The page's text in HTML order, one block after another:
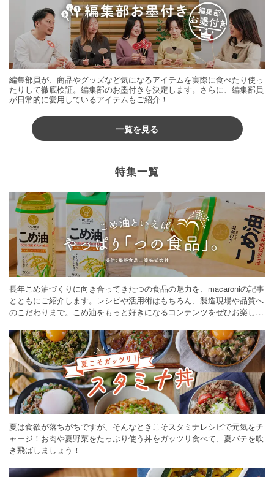
編集部員が、商品やグッズなど気になるアイテムを実際に食べたり使っ
たりして徹底検証。編集部のお墨付きを決定します。さらに、編集部員
が日常的に愛用しているアイテムもご紹介！
一覧を見る
特集一覧
長年こめ油づくりに向き合ってきたつの食品の魅力を、macaroniの記事
とともにご紹介します。レシピや活用術はもちろん、製造現場や品質へ
のこだわりまで。こめ油をもっと好きになるコンテンツをぜひお楽しみ
夏は食欲が落ちがちですが、そんなときこそスタミナレシピで元気をチ
ャージ！お肉や夏野菜をたっぷり使う丼をガッツリ食べて、夏バテを吹
き飛ばしましょう！